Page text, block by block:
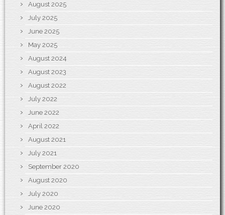
August 2025
July 2025
June 2025
May 2025
August 2024
August 2023
August 2022
July 2022
June 2022
April 2022
August 2021
July 2021
September 2020
August 2020
July 2020
June 2020